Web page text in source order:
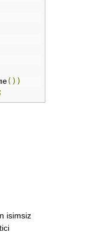
())
isimsiz